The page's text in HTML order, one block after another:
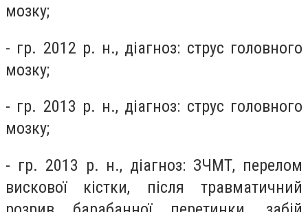
мозку;
- гр. 2012 р. н., діагноз: струс головного
мозку;
- гр. 2013 р. н., діагноз: струс головного
мозку;
- гр. 2013 р. н., діагноз: ЗЧМТ, перелом
вискової кістки, після травматичний